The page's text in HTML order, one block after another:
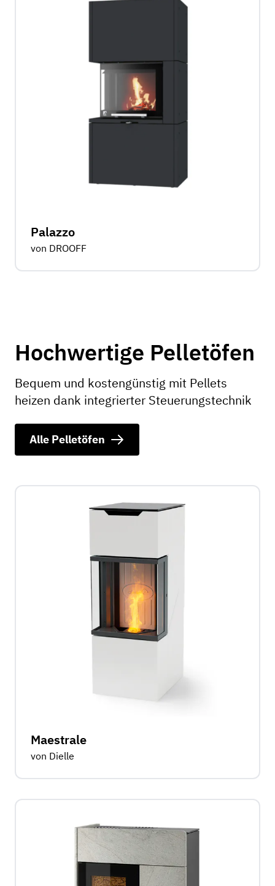
Palazzo
von DROOFF
Hochwertige Pelletöfen
Bequem und kostengünstig mit Pellets
heizen dank integrierter Steuerungstechnik
Alle Pelletöfen
Maestrale
von Dielle